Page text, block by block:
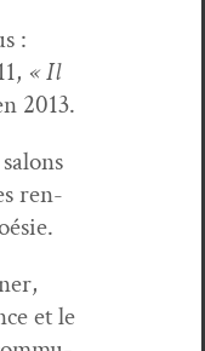
:
« Il
2013.
ren­
et le